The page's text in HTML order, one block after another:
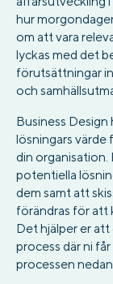
hur
om att vara
lyckas med det
förutsättningar
och
Business
lösningars värde
din organisation.
potentiella
dem samt att
förändras för att
Det hjälper er att
process där ni
processen nedan.